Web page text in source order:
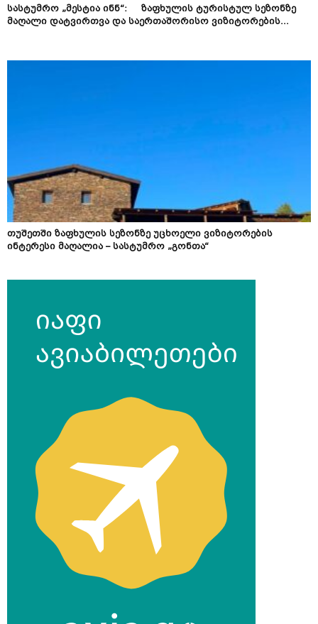
სასტუმრო „მესტია ინნ“: ზაფხულის ტურისტულ სეზონზე
მაღალი დატვირთვა და საერთაშორისო ვიზიტორების...
თუშეთში ზაფხულის სეზონზე უცხოელი ვიზიტორების
ინტერესი მაღალია – სასტუმრო „გონთა“